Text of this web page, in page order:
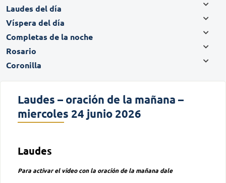
Laudes del día
Víspera del día
Completas de la noche
Rosario
Coronilla
Laudes – oración de la mañana –
miercoles 24 junio 2026
Laudes
Para activar el video con la oración de la mañana dale